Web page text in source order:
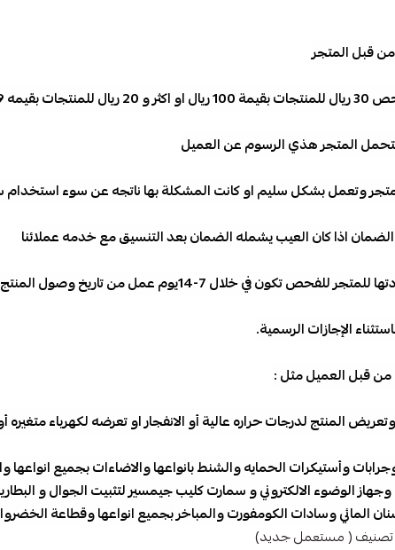
قبل المتجر
او اقل
المتجر هذي الرسوم عن العميل
المتجر وتعمل بشكل سليم او كانت المشكلة بها ناتجه عن سوء
الضمان اذا كان العيب يشمله الضمان بعد التنسيق مع خدمه عملائنا
في خلال 7-14يوم عمل من تاريخ وصول المنتج للمتجر
الإجازات الرسمية.
قبل العميل مثل :
المنتج لدرجات حراره عالية أو الانفجار او تعرضه لكهرباء
وأستيكرات الحمايه والشنط بانواعها والاضاءات بجميع
الوضوء الالكتروني و سمارت كليب جيمسير لتثبيت الجوال و
المائي وسادات الكومفورت والمباخر بجميع انواعها وقطاعة الخضروات
تصنيف ( مستعمل جديد)